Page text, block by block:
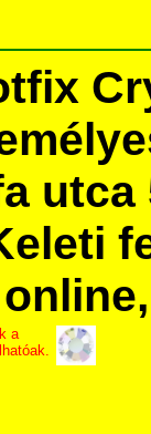
utca
a